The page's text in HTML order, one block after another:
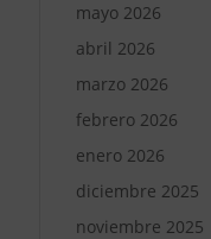
mayo 2026
abril 2026
marzo 2026
febrero 2026
enero 2026
diciembre 2025
noviembre 2025